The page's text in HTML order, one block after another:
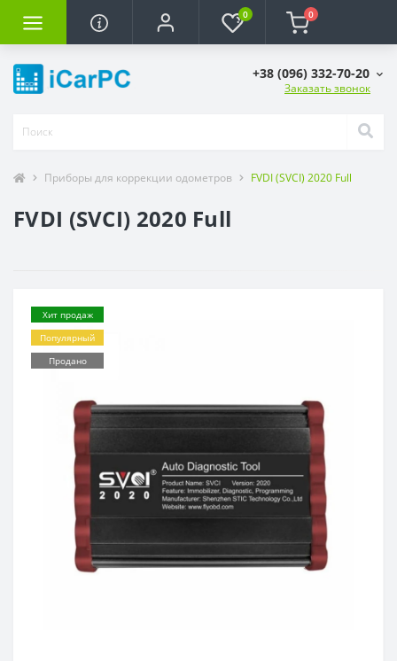
0 0
+38 (096) 332-70-20
Заказать звонок
Приборы для коррекции одометров FVDI (SVCI) 2020 Full
FVDI (SVCI) 2020 Full
Хит продаж
Популярный
Продано